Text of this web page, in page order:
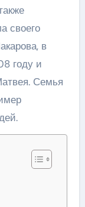
своего
в
году и
Семья